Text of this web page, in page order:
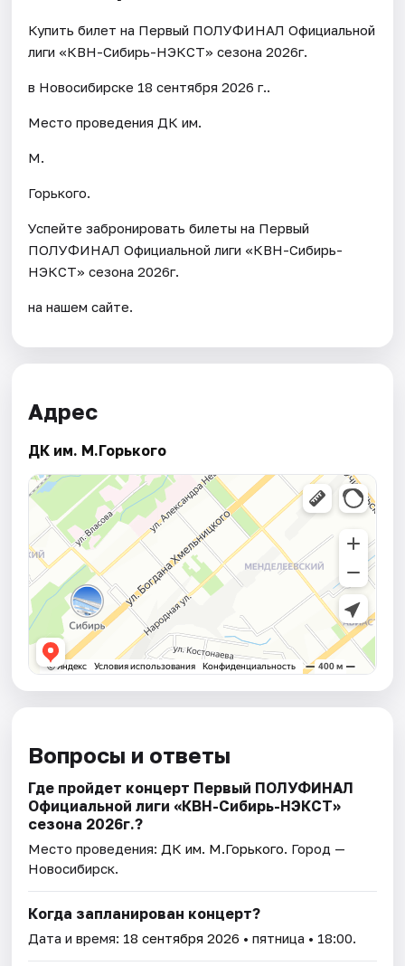
Купить билет на Первый ПОЛУФИНАЛ Официальной
лиги «КВН-Сибирь-НЭКСТ» сезона 2026г.
в Новосибирске 18 сентября 2026 г..
Место проведения ДК им.
М.
Горького.
Успейте забронировать билеты на Первый
ПОЛУФИНАЛ Официальной лиги «КВН-Сибирь-
НЭКСТ» сезона 2026г.
на нашем сайте.
Адрес
ДК им. М.Горького
Вопросы и ответы
Где пройдет концерт Первый ПОЛУФИНАЛ
Официальной лиги «КВН-Сибирь-НЭКСТ»
сезона 2026г.?
Место проведения: ДК им. М.Горького. Город —
Новосибирск.
Когда запланирован концерт?
Дата и время: 18 сентября 2026 • пятница • 18:00.